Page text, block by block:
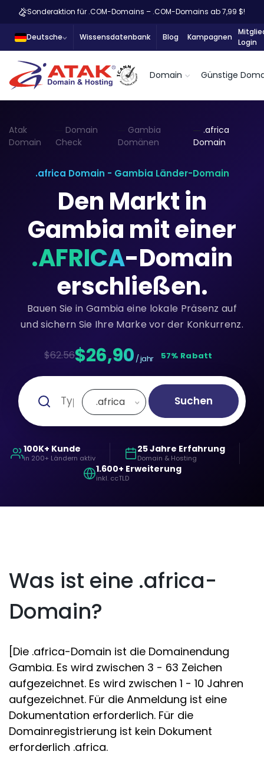
Sonderaktion für .COM-Domains – .COM-Domains ab 7,99 $!
Deutsche Wissensdatenbank Blog Kampagnen
Login
Domain Günstige
Atak
Domain
Domain
Check
Gambia
Domänen
.africa
Domain
.africa Domain - Gambia Länder-Domain
Den Markt in
Gambia mit einer
.AFRICA-Domain
erschließen.
Bauen Sie in Gambia eine lokale Präsenz auf
und sichern Sie Ihre Marke vor der Konkurrenz.
$62.56$26,90 / jahr 57% Rabatt
.africa Suchen
100K+ Kunde
in 200+ Ländern aktiv
25 Jahre Erfahrung
Domain & Hosting
1.600+ Erweiterung
inkl. ccTLD
Was ist eine .africa-
Domain?
[Die .africa-Domain ist die Domainendung
Gambia. Es wird zwischen 3 - 63 Zeichen
aufgezeichnet. Es wird zwischen 1 - 10 Jahren
aufgezeichnet. Für die Anmeldung ist eine
Dokumentation erforderlich. Für die
Domainregistrierung ist kein Dokument
erforderlich .africa.